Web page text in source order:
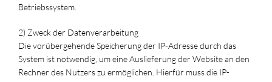
Betriebssystem.
2) Zweck der Datenverarbeitung
Die vorübergehende Speicherung der IP-Adresse durch das
System ist notwendig, um eine Auslieferung der Website an den
Rechner des Nutzers zu ermöglichen. Hierfür muss die IP-